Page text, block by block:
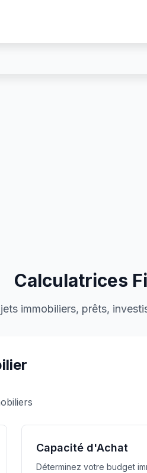
Calculatrices
immobiliers, prêts,
Capacité d'Achat
Déterminez votre budget